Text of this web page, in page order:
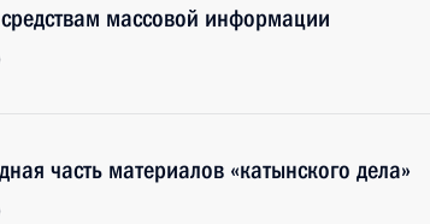
массовой информации
часть материалов «катынского дела»